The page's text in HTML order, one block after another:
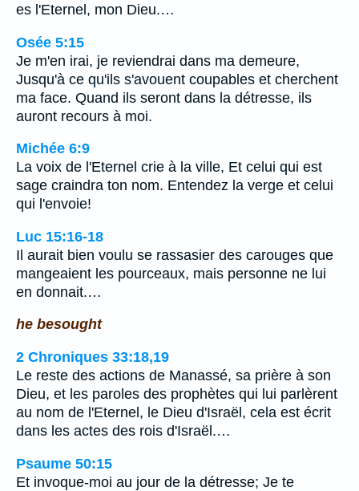
es l'Eternel, mon Dieu.…
Osée 5:15
Je m'en irai, je reviendrai dans ma demeure,
Jusqu'à ce qu'ils s'avouent coupables et cherchent
ma face. Quand ils seront dans la détresse, ils
auront recours à moi.
Michée 6:9
La voix de l'Eternel crie à la ville, Et celui qui est
sage craindra ton nom. Entendez la verge et celui
qui l'envoie!
Luc 15:16-18
Il aurait bien voulu se rassasier des carouges que
mangeaient les pourceaux, mais personne ne lui
en donnait.…
he besought
2 Chroniques 33:18,19
Le reste des actions de Manassé, sa prière à son
Dieu, et les paroles des prophètes qui lui parlèrent
au nom de l'Eternel, le Dieu d'Israël, cela est écrit
dans les actes des rois d'Israël.…
Psaume 50:15
Et invoque-moi au jour de la détresse; Je te